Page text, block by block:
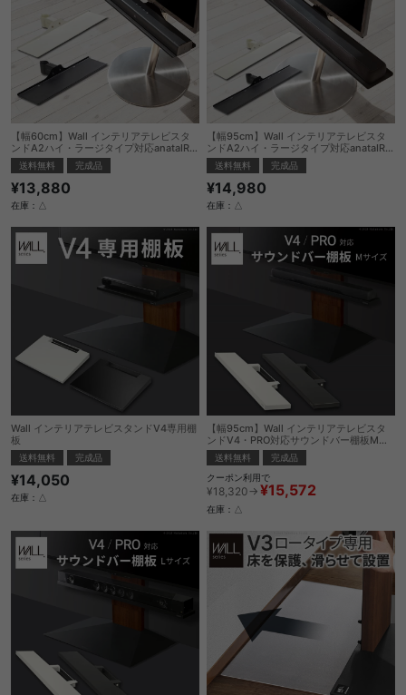
【幅60cm】Wall インテリアテレビスタ
ンドA2ハイ・ラージタイプ対応anataIRO
ラージタイプ対応サウンドバー棚板Sサイ
ズ送料無料 完成品
¥13,880
在庫：△
【幅95cm】Wall インテリアテレビスタ
ンドA2ハイ・ラージタイプ対応anataIRO
ラージタイプ対応サウンドバー棚板Mサイ
ズ送料無料 完成品
¥14,980
在庫：△
Wall インテリアテレビスタンドV4専用棚
板
送料無料 完成品
¥14,050
在庫：△
【幅95cm】Wall インテリアテレビスタ
ンドV4・PRO対応サウンドバー棚板Mサ
イズ送料無料
完成品
クーポン利用で
¥18,320→ ¥15,572
在庫：△